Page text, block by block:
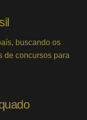
buscando os
de concursos para